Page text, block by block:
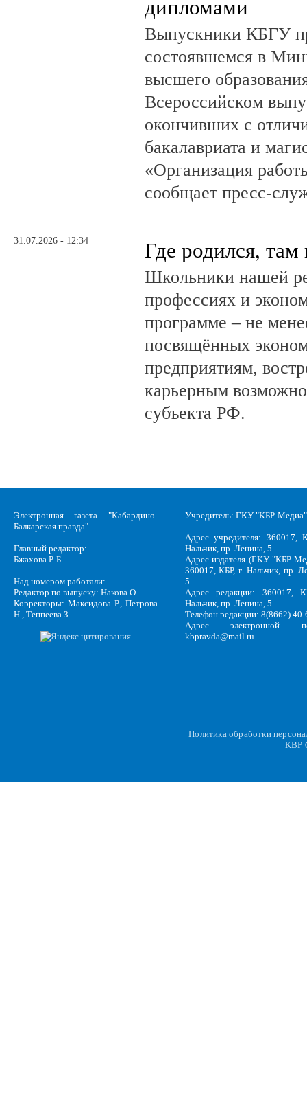
дипломами
Выпускники КБГУ
состоявшемся в
высшего
Всероссийском
окончивших с
бакалавриата и
«Организация
сообщает пресс-
31.07.2026 - 12:34 Где родился, там
Школьники нашей
профессиях и
программе – не
посвящённых
предприятиям,
карьерным
субъекта РФ.
Электронная газета "Кабардино-
Балкарская правда"
Главный редактор:
Бжахова Р. Б.
Над номером работали:
Редактор по выпуску: Накова О.
Корректоры: Максидова Р., Петрова
Н., Теппеева З.
Учредитель: ГКУ "КБР-Медиа"
Адрес учредителя: 360017,
Нальчик, пр. Ленина, 5
Адрес издателя (ГКУ "КБР-
360017, КБР, г .Нальчик, пр.
5
Адрес редакции: 360017,
Нальчик, пр. Ленина, 5
Телефон редакции: 8(8662)
Адрес электронной
kbpravda@mail.ru
Политика обработки
KBP